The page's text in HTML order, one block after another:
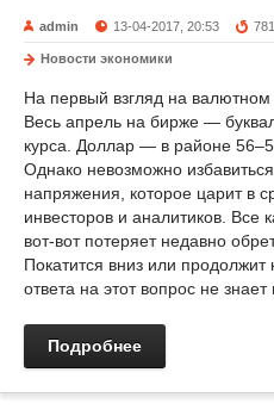
admin 13-04-2017, 20:53 781
Новости экономики
На первый взгляд на
Весь апрель на бирже —
курса. Доллар — в районе
Однако невозможно
напряжения, которое царит в
инвесторов и аналитиков. Все
вот-вот потеряет недавно
Покатится вниз или продолжит
ответа на этот вопрос не знает
Подробнее